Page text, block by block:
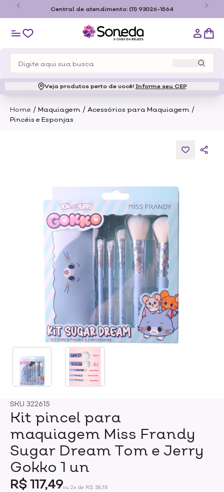
Central de atendimento: (11) 93026-1564
Veja produtos perto de você! Informe seu CEP
Home / Maquiagem / Acessórios para Maquiagem /
Pincéis e Esponjas
SKU 322615
Kit pincel para
maquiagem Miss Frandy
Sugar Dream Tom e Jerry
Gokko 1 un
R$ 117,49ou 2x de R$ 58,74